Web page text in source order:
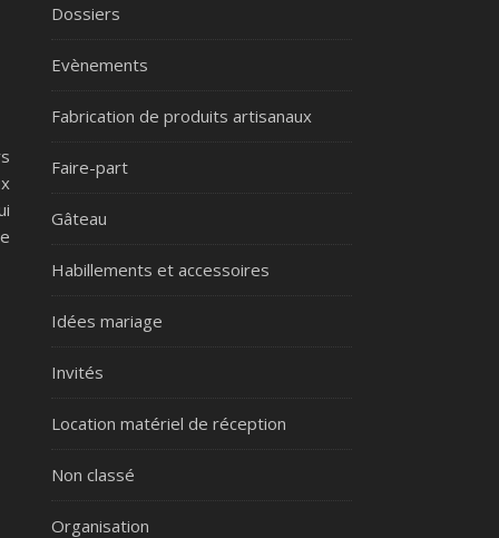
Dossiers
Evènements
Fabrication de produits artisanaux
Faire-part
Gâteau
Habillements et accessoires
Idées mariage
Invités
Location matériel de réception
Non classé
Organisation